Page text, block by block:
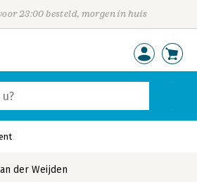
23:00 besteld, morgen in huis
der Weijden